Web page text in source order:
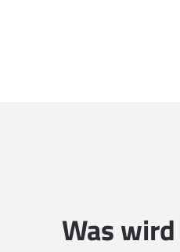
Was